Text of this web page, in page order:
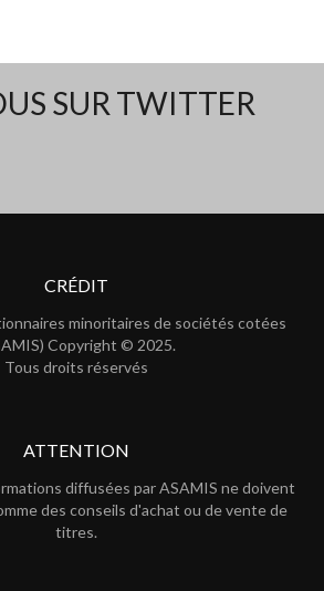
SUR TWITTER
CRÉDIT
minoritaires de sociétés cotées
Copyright © 2025.
Tous droits réservés
ATTENTION
diffusées par ASAMIS ne doivent
des conseils d'achat ou de vente de
titres.